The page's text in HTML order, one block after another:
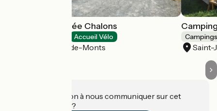
Camping La Parée Chalons
Accueil Vélo
Notre-Dame-de-Monts Saint-
Une information à nous communiquer sur cet
établissement ?